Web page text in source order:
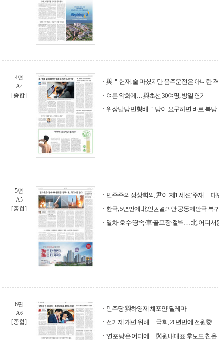
4면
A4
[종합]
與 ＂헌재, 술 마셨지만 음주운전은 아니란
여론 악화에… 與초선 30여명, 방일 연기
위장탈당 민형배 ＂당이 요구하면 바로 복당
5면
A5
[종합]
민주주의 정상회의, 尹이 '제1 세션' 주재… 대
한국, 5년만에 北인권결의안 공동제안국 복
열차·호수·땅속·車·골프장·절벽… 北, 어디서
6면
A6
[종합]
민주당 '與하영제 체포안' 딜레마
선거제 개편 위해… 국회, 20년만에 전원委
'연포탕'은 어디에… 與원내대표 후보도 친윤